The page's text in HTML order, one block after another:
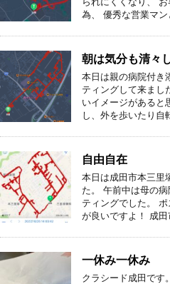
為、 優秀な営業マ
朝は気分も清々
本日は親の病院付き
ティングして来まし
いイメージがあると
し、外を歩いたり自
自由自在
本日は成田市本三里
た。 午前中は母の
ティングでした。
が良いですよ！ 成
一休み一休み
クラシード成田です